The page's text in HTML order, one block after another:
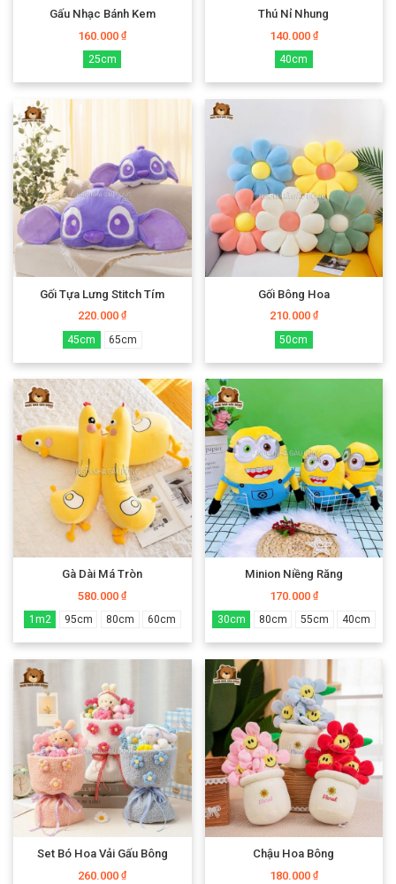
Gấu Nhạc Bánh Kem
160.000₫
25cm
Thú Nỉ Nhung
140.000 ₫
40cm
Gối Tựa Lưng Stitch Tím
220.000₫
45cm 65cm
Gối Bông Hoa
210.000 ₫
50cm
Gà Dài Má Tròn
580.000₫
1m2 95cm 80cm 60cm
Minion Niềng Răng
170.000 ₫
30cm 80cm 55cm 40cm
Set Bó Hoa Vải Gấu Bông
260.000₫
Chậu Hoa Bông
180.000 ₫